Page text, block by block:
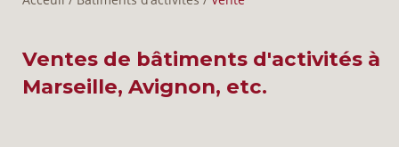
L'ENTREPRISE
Ventes de bâtiments d'activités à
Marseille, Avignon, etc.